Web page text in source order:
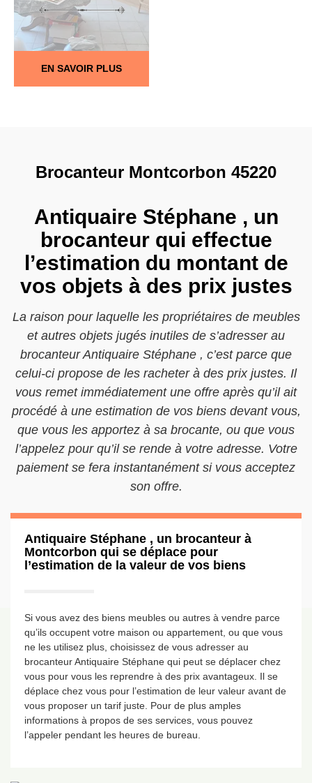
EN SAVOIR PLUS
Brocanteur Montcorbon 45220
Antiquaire Stéphane , un
brocanteur qui effectue
l’estimation du montant de
vos objets à des prix justes
La raison pour laquelle les propriétaires de meubles
et autres objets jugés inutiles de s’adresser au
brocanteur Antiquaire Stéphane , c’est parce que
celui-ci propose de les racheter à des prix justes. Il
vous remet immédiatement une offre après qu’il ait
procédé à une estimation de vos biens devant vous,
que vous les apportez à sa brocante, ou que vous
l’appelez pour qu’il se rende à votre adresse. Votre
paiement se fera instantanément si vous acceptez
son offre.
Antiquaire Stéphane , un brocanteur à
Montcorbon qui se déplace pour
l’estimation de la valeur de vos biens
Si vous avez des biens meubles ou autres à vendre parce
qu’ils occupent votre maison ou appartement, ou que vous
ne les utilisez plus, choisissez de vous adresser au
brocanteur Antiquaire Stéphane qui peut se déplacer chez
vous pour vous les reprendre à des prix avantageux. Il se
déplace chez vous pour l’estimation de leur valeur avant de
vous proposer un tarif juste. Pour de plus amples
informations à propos de ses services, vous pouvez
l’appeler pendant les heures de bureau.